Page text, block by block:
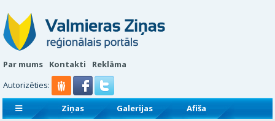
Par mums Kontakti
Reklāma
Autorizēties:
Ziņas Galerijas
Afiša